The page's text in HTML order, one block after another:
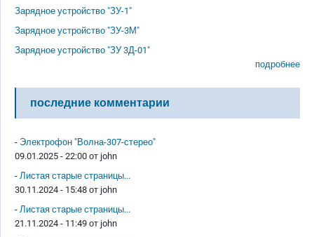
Зарядное устройство "ЗУ-1"
Зарядное устройство "ЗУ-3М"
Зарядное устройство "ЗУ 3Д-01"
подробнее
последние комментарии
- Электрофон "Волна-307-стерео"
09.01.2025 - 22:00 от john
- Листая старые страницы...
30.11.2024 - 15:48 от john
- Листая старые страницы...
21.11.2024 - 11:49 от john